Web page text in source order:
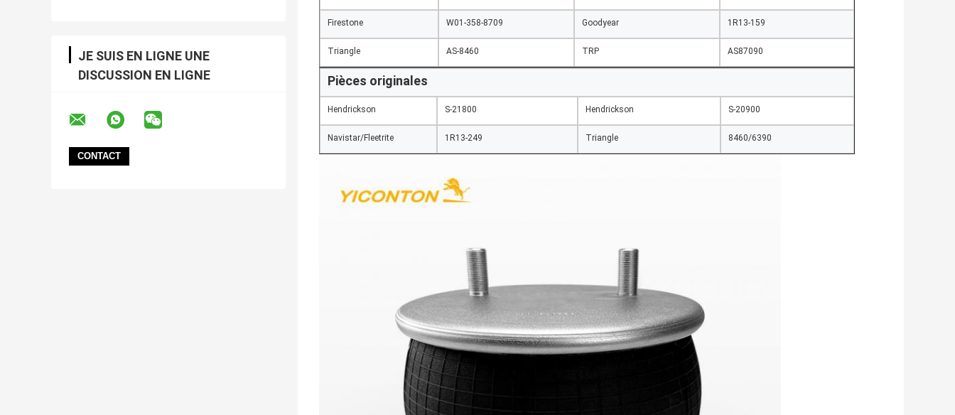
JE SUIS EN LIGNE UNE
DISCUSSION EN LIGNE
Firestone W01-358-8709 Goodyear 1R13-159
Triangle AS-8460 TRP AS87090
Pièces originales
Hendrickson S-21800 Hendrickson S-20900
Navistar/Fleetrite 1R13-249 Triangle 8460/6390